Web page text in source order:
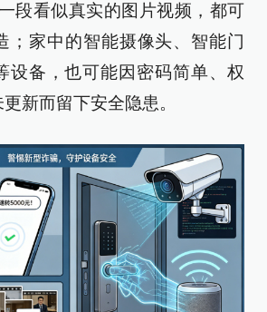
段看似真实的图片视频，都可
；家中的智能摄像头、智能门
设备，也可能因密码简单、权
新而留下安全隐患。